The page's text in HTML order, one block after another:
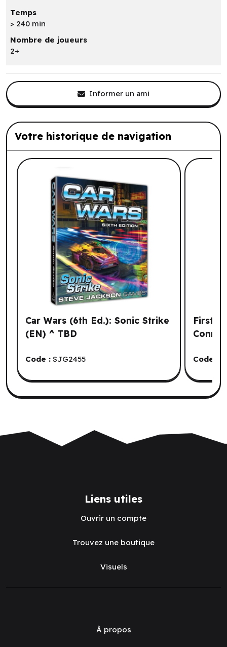
Temps
> 240 min
Nombre de joueurs
2+
Informer un ami
Votre historique de navigation
Liste de produits suggérés: Votre
Car Wars (6th Ed.): Sonic Strike
(EN) ^ TBD
Code : SJG2455
First
Code :
Liens utiles
Ouvrir un compte
Trouvez une boutique
Visuels
À propos